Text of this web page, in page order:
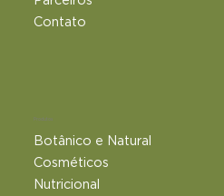
Contato
Produtos
Botânico e Natural​
Cosméticos
Nutricional